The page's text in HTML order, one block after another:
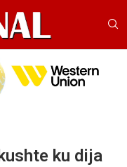
ku dija